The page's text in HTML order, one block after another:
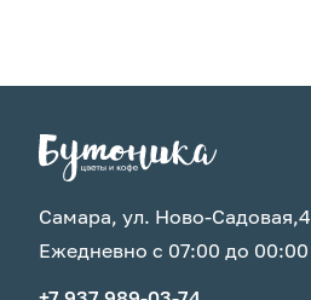
Самара, ул. Ново-Садовая,4
Ежедневно с 07:00 до 00:00